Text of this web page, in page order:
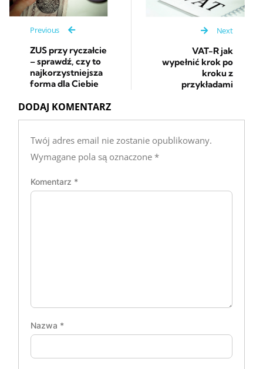
Previous
ZUS przy ryczałcie
– sprawdź, czy to
najkorzystniejsza
forma dla Ciebie
Next
VAT-R jak
wypełnić krok po
kroku z
przykładami
DODAJ KOMENTARZ
Twój adres email nie zostanie opublikowany.
Wymagane pola są oznaczone *
Komentarz *
Nazwa *